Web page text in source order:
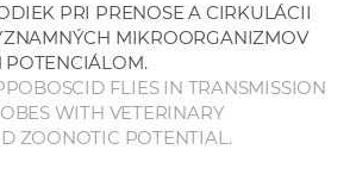
PRI PRENOSE A CIRKULÁCII
MIKROORGANIZMOV
FLIES IN TRANSMISSION
WITH VETERINARY
ZOONOTIC POTENTIAL.